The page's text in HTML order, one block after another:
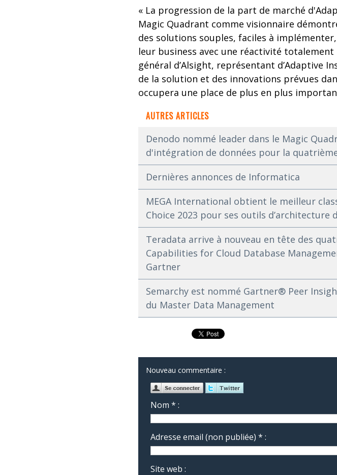
« La progression de la part de marché
Magic Quadrant comme visionnaire
des solutions souples, faciles à
leur business avec une réactivité
général d’Alsight, représentant d’Adaptive
de la solution et des innovations prévues
occupera une place de plus en plus
AUTRES ARTICLES
Denodo nommé leader dans le Magic
d'intégration de données pour la
Dernières annonces de Informatica
MEGA International obtient le meilleur
Choice 2023 pour ses outils d’architecture
Teradata arrive à nouveau en tête des
Capabilities for Cloud Database
Gartner
Semarchy est nommé Gartner® Peer
du Master Data Management
Nouveau commentaire :
Nom * :
Adresse email (non publiée) * :
Site web :